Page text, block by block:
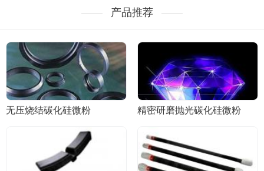
产品推荐
无压烧结碳化硅微粉 精密研磨抛光碳化硅微粉